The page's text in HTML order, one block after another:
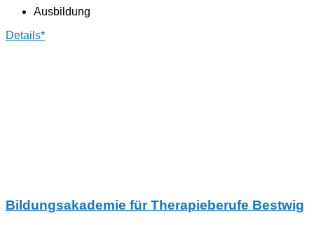
Ausbildung
Details*
Bildungsakademie für Therapieberufe Bestwig